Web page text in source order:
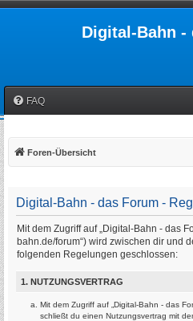
Digital-Bahn -
FAQ
Foren-Übersicht
Digital-Bahn - das Forum -
Mit dem Zugriff auf „Digital-Bahn - das
bahn.de/forum“) wird zwischen dir und
folgenden Regelungen geschlossen:
1. NUTZUNGSVERTRAG
Mit dem Zugriff auf „Digital-Bahn - das
schließt du einen Nutzungsvertrag mit